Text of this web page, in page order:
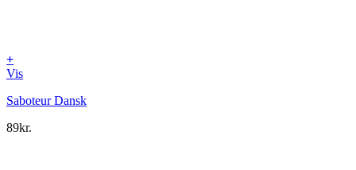
+
Vis
Saboteur Dansk
89kr.